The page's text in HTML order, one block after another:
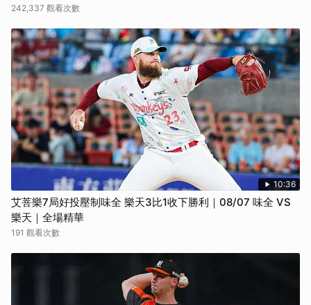
242,337 觀看次數
10:36
艾菩樂7局好投壓制味全 樂天3比1收下勝利｜08/07 味全 VS
樂天｜全場精華
191 觀看次數